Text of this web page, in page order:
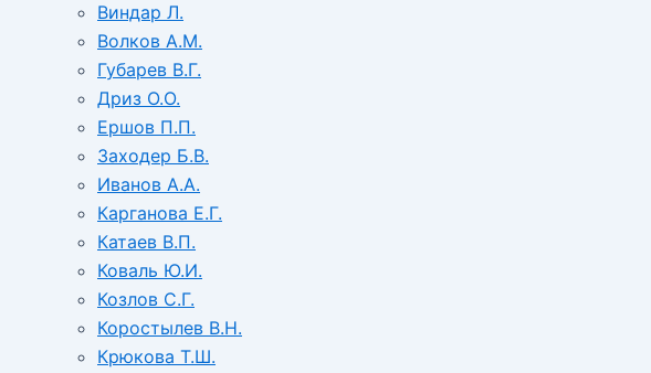
Виндар Л.
Волков А.М.
Губарев В.Г.
Дриз О.О.
Ершов П.П.
Заходер Б.В.
Иванов А.А.
Карганова Е.Г.
Катаев В.П.
Коваль Ю.И.
Козлов С.Г.
Коростылев В.Н.
Крюкова Т.Ш.